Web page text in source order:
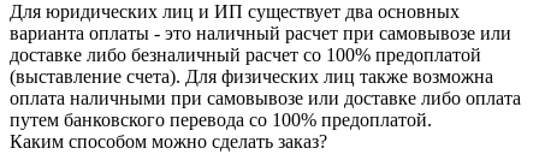
Для юридических лиц и ИП существует два основных
варианта оплаты - это наличный расчет при самовывозе или
доставке либо безналичный расчет со 100% предоплатой
(выставление счета). Для физических лиц также возможна
оплата наличными при самовывозе или доставке либо оплата
путем банковского перевода со 100% предоплатой.
Каким способом можно сделать заказ?